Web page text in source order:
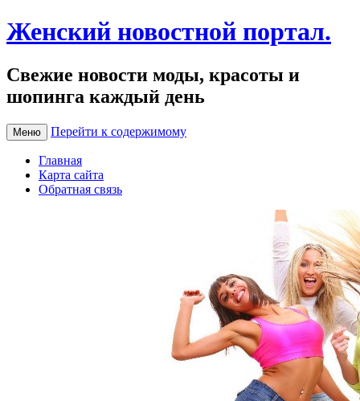
Женский новостной портал.
Свежие новости моды, красоты и
шопинга каждый день
Меню Перейти к содержимому
Главная
Карта сайта
Обратная связь